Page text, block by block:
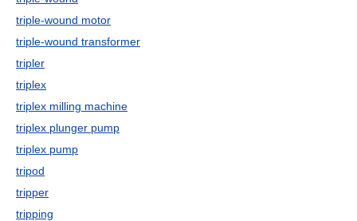
triple-wound motor
triple-wound transformer
tripler
triplex
triplex milling machine
triplex plunger pump
triplex pump
tripod
tripper
tripping